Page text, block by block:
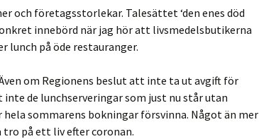
och företagsstorlekar. Talesättet ‘den enes död
innebörd när jag hör att livsmedelsbutikerna
lunch på öde restauranger.
om Regionens beslut att inte ta ut avgift för
de lunchserveringar som just nu står utan
hela sommarens bokningar försvinna. Något än mer
tro på ett liv efter coronan.